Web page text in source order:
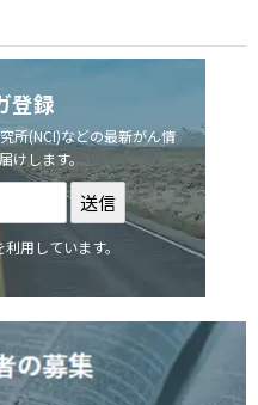
登録
所(NCI)などの最新がん情
けします。
用しています。